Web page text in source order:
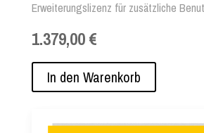
Erweiterungslizenz für zusätzliche
1.379,00 €
In den Warenkorb